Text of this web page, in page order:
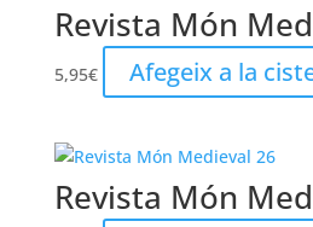
Revista Món
5,95€ Afegeix a la
Revista Món